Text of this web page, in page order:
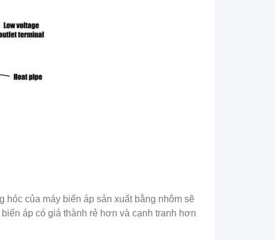
của máy biến áp sản xuất bằng nhôm sẽ
áp có giá thành rẻ hơn và cạnh tranh hơn